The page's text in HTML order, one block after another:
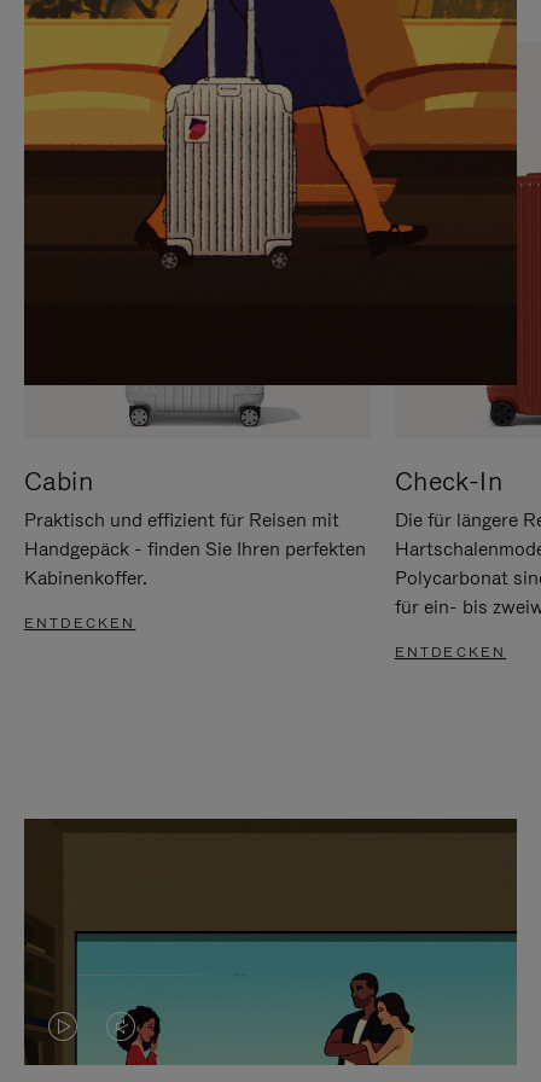
SIE,
UM
ANZUHALTEN
AUFHEBEN
DER
STUMMSCHALTUNG
Cabin
Praktisch und effizient für Reisen mit
Handgepäck - finden Sie Ihren perfekten
Kabinenkoffer.
ENTDECKEN
Check-In
Die für längere
Polycarbonat
für ein- bis
ENTDECKEN
DASVIDEO